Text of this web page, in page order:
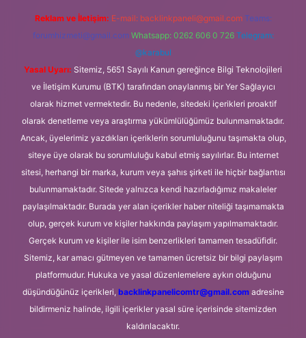
Reklam ve İletişim: E-mail: backlinkpaneli@gmail.com Teams:
forumhizmeti@gmail.com Whatsapp: 0262 606 0 726 Telegram:
@karabul
Yasal Uyarı: Sitemiz, 5651 Sayılı Kanun gereğince Bilgi Teknolojileri
ve İletişim Kurumu (BTK) tarafından onaylanmış bir Yer Sağlayıcı
olarak hizmet vermektedir. Bu nedenle, sitedeki içerikleri proaktif
olarak denetleme veya araştırma yükümlülüğümüz bulunmamaktadır.
Ancak, üyelerimiz yazdıkları içeriklerin sorumluluğunu taşımakta olup,
siteye üye olarak bu sorumluluğu kabul etmiş sayılırlar. Bu internet
sitesi, herhangi bir marka, kurum veya şahıs şirketi ile hiçbir bağlantısı
bulunmamaktadır. Sitede yalnızca kendi hazırladığımız makaleler
paylaşılmaktadır. Burada yer alan içerikler haber niteliği taşımamakta
olup, gerçek kurum ve kişiler hakkında paylaşım yapılmamaktadır.
Gerçek kurum ve kişiler ile isim benzerlikleri tamamen tesadüfidir.
Sitemiz, kar amacı gütmeyen ve tamamen ücretsiz bir bilgi paylaşım
platformudur. Hukuka ve yasal düzenlemelere aykırı olduğunu
düşündüğünüz içerikleri, backlinkpanelicomtr@gmail.comadresine
bildirmeniz halinde, ilgili içerikler yasal süre içerisinde sitemizden
kaldırılacaktır.